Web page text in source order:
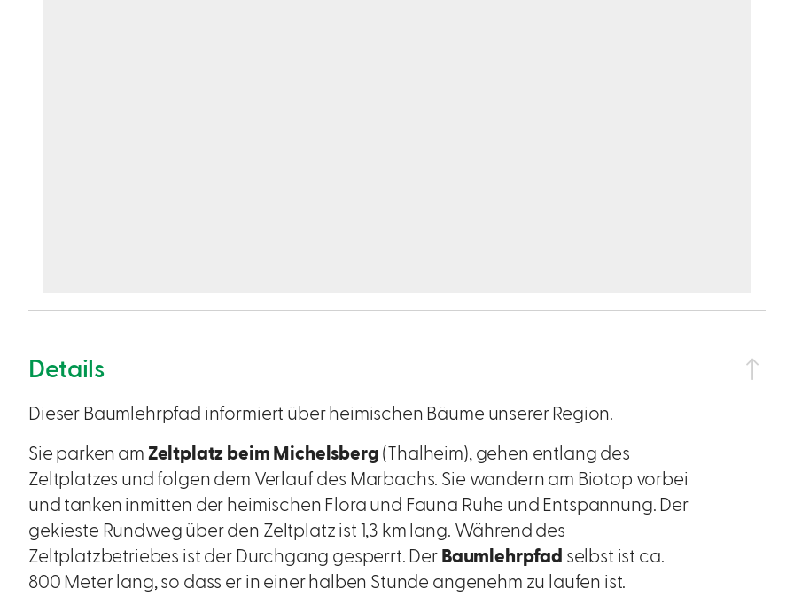
Details
Dieser Baumlehrpfad informiert über heimischen Bäume unserer Region.
Sie parken am Zeltplatz beim Michelsberg (Thalheim), gehen entlang des
Zeltplatzes und folgen dem Verlauf des Marbachs. Sie wandern am Biotop vorbei
und tanken inmitten der heimischen Flora und Fauna Ruhe und Entspannung. Der
gekieste Rundweg über den Zeltplatz ist 1,3 km lang. Während des
Zeltplatzbetriebes ist der Durchgang gesperrt. Der Baumlehrpfad selbst ist ca.
800 Meter lang, so dass er in einer halben Stunde angenehm zu laufen ist.